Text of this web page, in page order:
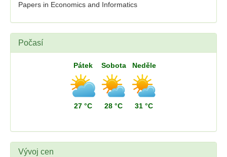
Papers in Economics and Informatics
Počasí
Pátek
27 °C
Sobota
28 °C
Neděle
31 °C
Vývoj cen